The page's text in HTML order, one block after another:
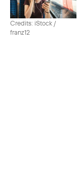
Credits: iStock /
franz12